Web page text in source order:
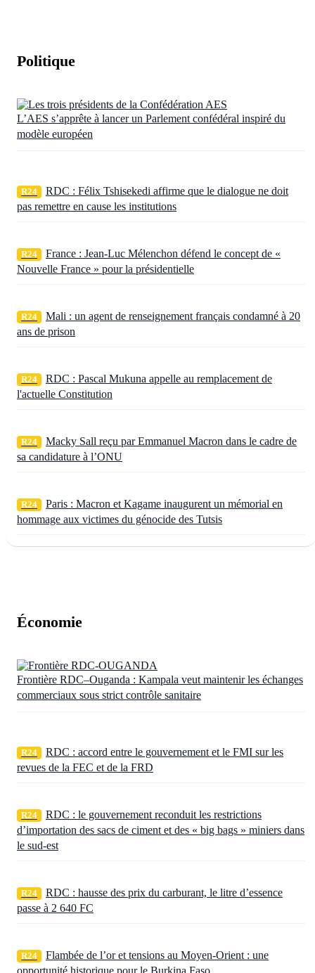
Politique
L’AES s’apprête à lancer un Parlement confédéral inspiré du
modèle européen
R24
RDC : Félix Tshisekedi affirme que le dialogue ne doit
pas remettre en cause les institutions
R24
France : Jean-Luc Mélenchon défend le concept de «
Nouvelle France » pour la présidentielle
R24
Mali : un agent de renseignement français condamné à 20
ans de prison
R24
RDC : Pascal Mukuna appelle au remplacement de
l'actuelle Constitution
R24
Macky Sall reçu par Emmanuel Macron dans le cadre de
sa candidature à l’ONU
R24
Paris : Macron et Kagame inaugurent un mémorial en
hommage aux victimes du génocide des Tutsis
Économie
Frontière RDC–Ouganda : Kampala veut maintenir les échanges
commerciaux sous strict contrôle sanitaire
R24
RDC : accord entre le gouvernement et le FMI sur les
revues de la FEC et de la FRD
R24
RDC : le gouvernement reconduit les restrictions
d’importation des sacs de ciment et des « big bags » miniers dans
le sud-est
R24
RDC : hausse des prix du carburant, le litre d’essence
passe à 2 640 FC
R24
Flambée de l’or et tensions au Moyen-Orient : une